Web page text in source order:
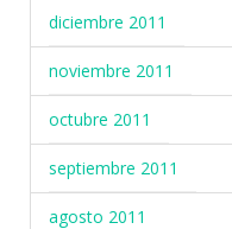
diciembre 2011
noviembre 2011
octubre 2011
septiembre 2011
agosto 2011